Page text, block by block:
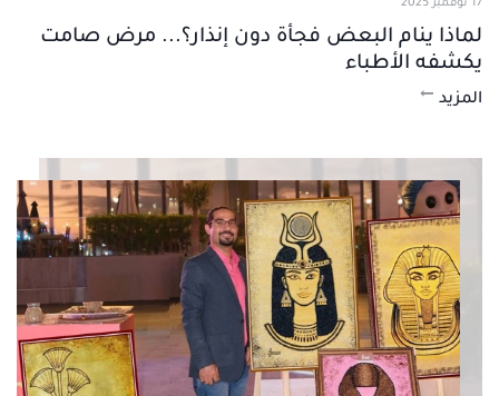
17 نوفمبر 2025
لماذا ينام البعض فجأة دون إنذار؟... مرض صامت
يكشفه الأطباء
المزيد